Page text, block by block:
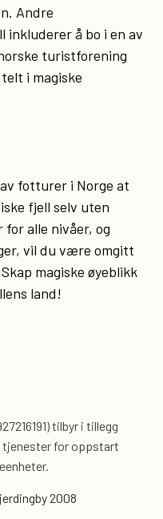
Andre
å bo i en av
turistforening
i magiske
fotturer i Norge at
fjell selv uten
alle nivåer, og
vil du være omgitt
magiske øyeblikk
land!
tilbyr i tillegg
tjenester foroppstart
2008